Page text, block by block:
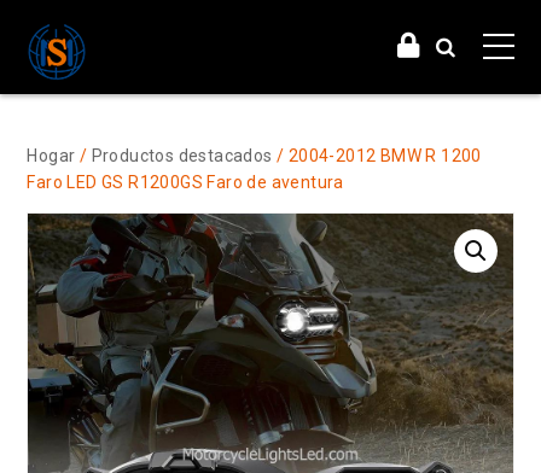
Hogar / Productos destacados / 2004-2012 BMW R 1200
Faro LED GS R1200GS Faro de aventura